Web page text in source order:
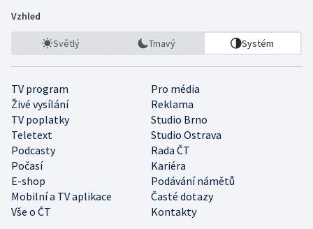
Vzhled
Světlý Tmavý Systém
TV program
Pro média
Živé vysílání
Reklama
TV poplatky
Studio Brno
Teletext
Studio Ostrava
Podcasty
Rada ČT
Počasí
Kariéra
E-shop
Podávání námětů
Mobilní a TV aplikace
Časté dotazy
Vše o ČT
Kontakty